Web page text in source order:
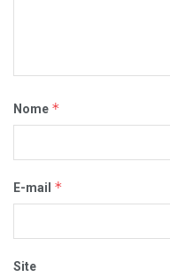
Nome *
E-mail *
Site